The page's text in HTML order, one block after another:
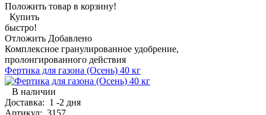
Положить товар в корзину!
Купить
быстро!
Отложить Добавлено
Комплексное гранулированное удобрение,
пролонгированного действия
Фертика для газона (Осень) 40 кг
В наличии
Доставка: 1 -2 дня
Артикул: 3157